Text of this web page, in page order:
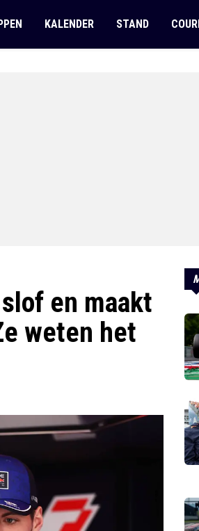
KALENDER STAND
en maakt
weten het